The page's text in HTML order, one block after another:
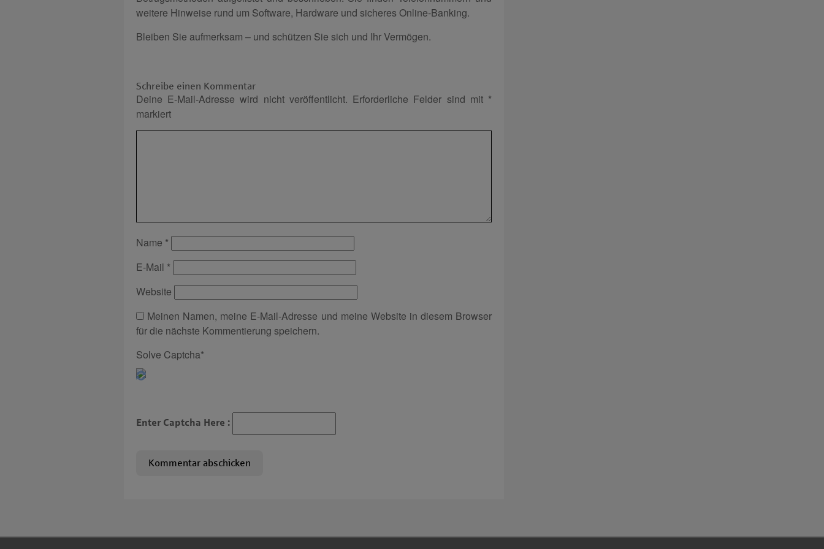
weitere Hinweise rund um Software, Hardware und sicheres Online-Banking.
Bleiben Sie aufmerksam – und schützen Sie sich und Ihr Vermögen.
Schreibe einen Kommentar
Deine E-Mail-Adresse wird nicht veröffentlicht. Erforderliche Felder sind mit *
markiert
Name *
E-Mail *
Website
Meinen Namen, meine E-Mail-Adresse und meine Website in diesem Browser
für die nächste Kommentierung speichern.
Solve Captcha*
Enter Captcha Here :